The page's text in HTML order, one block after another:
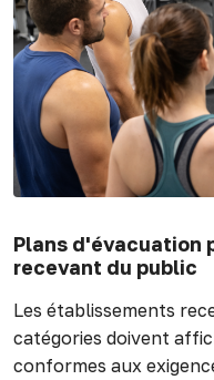
Plans d'évacuation
recevant du public
Les établissements
catégories doivent
conformes aux